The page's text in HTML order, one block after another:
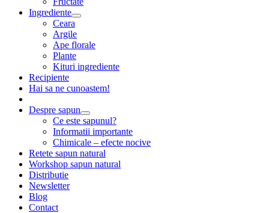
Ingrediente
Ceara
Argile
Ape florale
Plante
Kituri ingrediente
Recipiente
Hai sa ne cunoastem!
Despre sapun
Ce este sapunul?
Informatii importante
Chimicale – efecte nocive
Retete sapun natural
Workshop sapun natural
Distributie
Newsletter
Blog
Contact